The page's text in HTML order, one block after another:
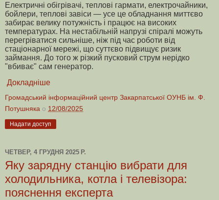
Електричні обігрівачі, теплові гармати, електрочайники,
бойлери, теплові завіси — усе це обладнання миттєво
забирає велику потужність і працює на високих
температурах. На нестабільній напрузі спіралі можуть
перегріватися сильніше, ніж під час роботи від
стаціонарної мережі, що суттєво підвищує ризик
займання. До того ж різкий пусковий струм нерідко
"вбиває" сам генератор.
Докладніше
Громадський інформаційний центр Закарпатської ОУНБ ім. Ф.
Потушняка о 12/08/2025
Надати доступ
ЧЕТВЕР, 4 ГРУДНЯ 2025 Р.
Яку зарядну станцію вибрати для
холодильника, котла і телевізора:
пояснення експерта